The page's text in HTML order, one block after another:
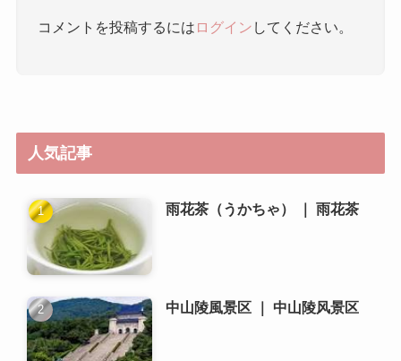
コメントを投稿するには ログイン してください。
人気記事
雨花茶（うかちゃ） ｜ 雨花茶
中山陵風景区 ｜ 中山陵风景区